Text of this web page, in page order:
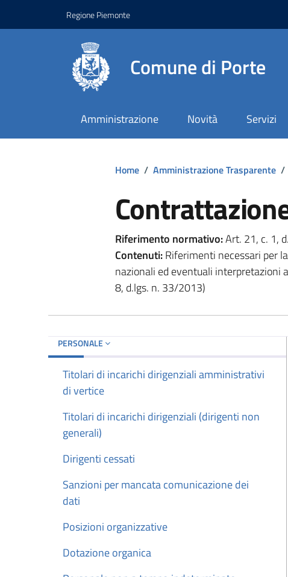
Regione Piemonte
Comune di Porte
Amministrazione Novità Servizi
Home / Amministrazione Trasparente /
Riferimento normativo:Art. 21, c. 1,
Contenuti:Riferimenti necessari per
nazionali ed eventuali interpretazioni
8, d.lgs. n. 33/2013)
PERSONALE
Titolari di incarichi dirigenziali amministrativi
di vertice
Titolari di incarichi dirigenziali (dirigenti non
generali)
Dirigenti cessati
Sanzioni per mancata comunicazione dei
dati
Posizioni organizzative
Dotazione organica